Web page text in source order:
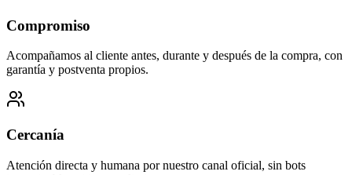
Compromiso
Acompañamos al cliente antes, durante y después de la compra, con
garantía y postventa propios.
Cercanía
Atención directa y humana por nuestro canal oficial, sin bots